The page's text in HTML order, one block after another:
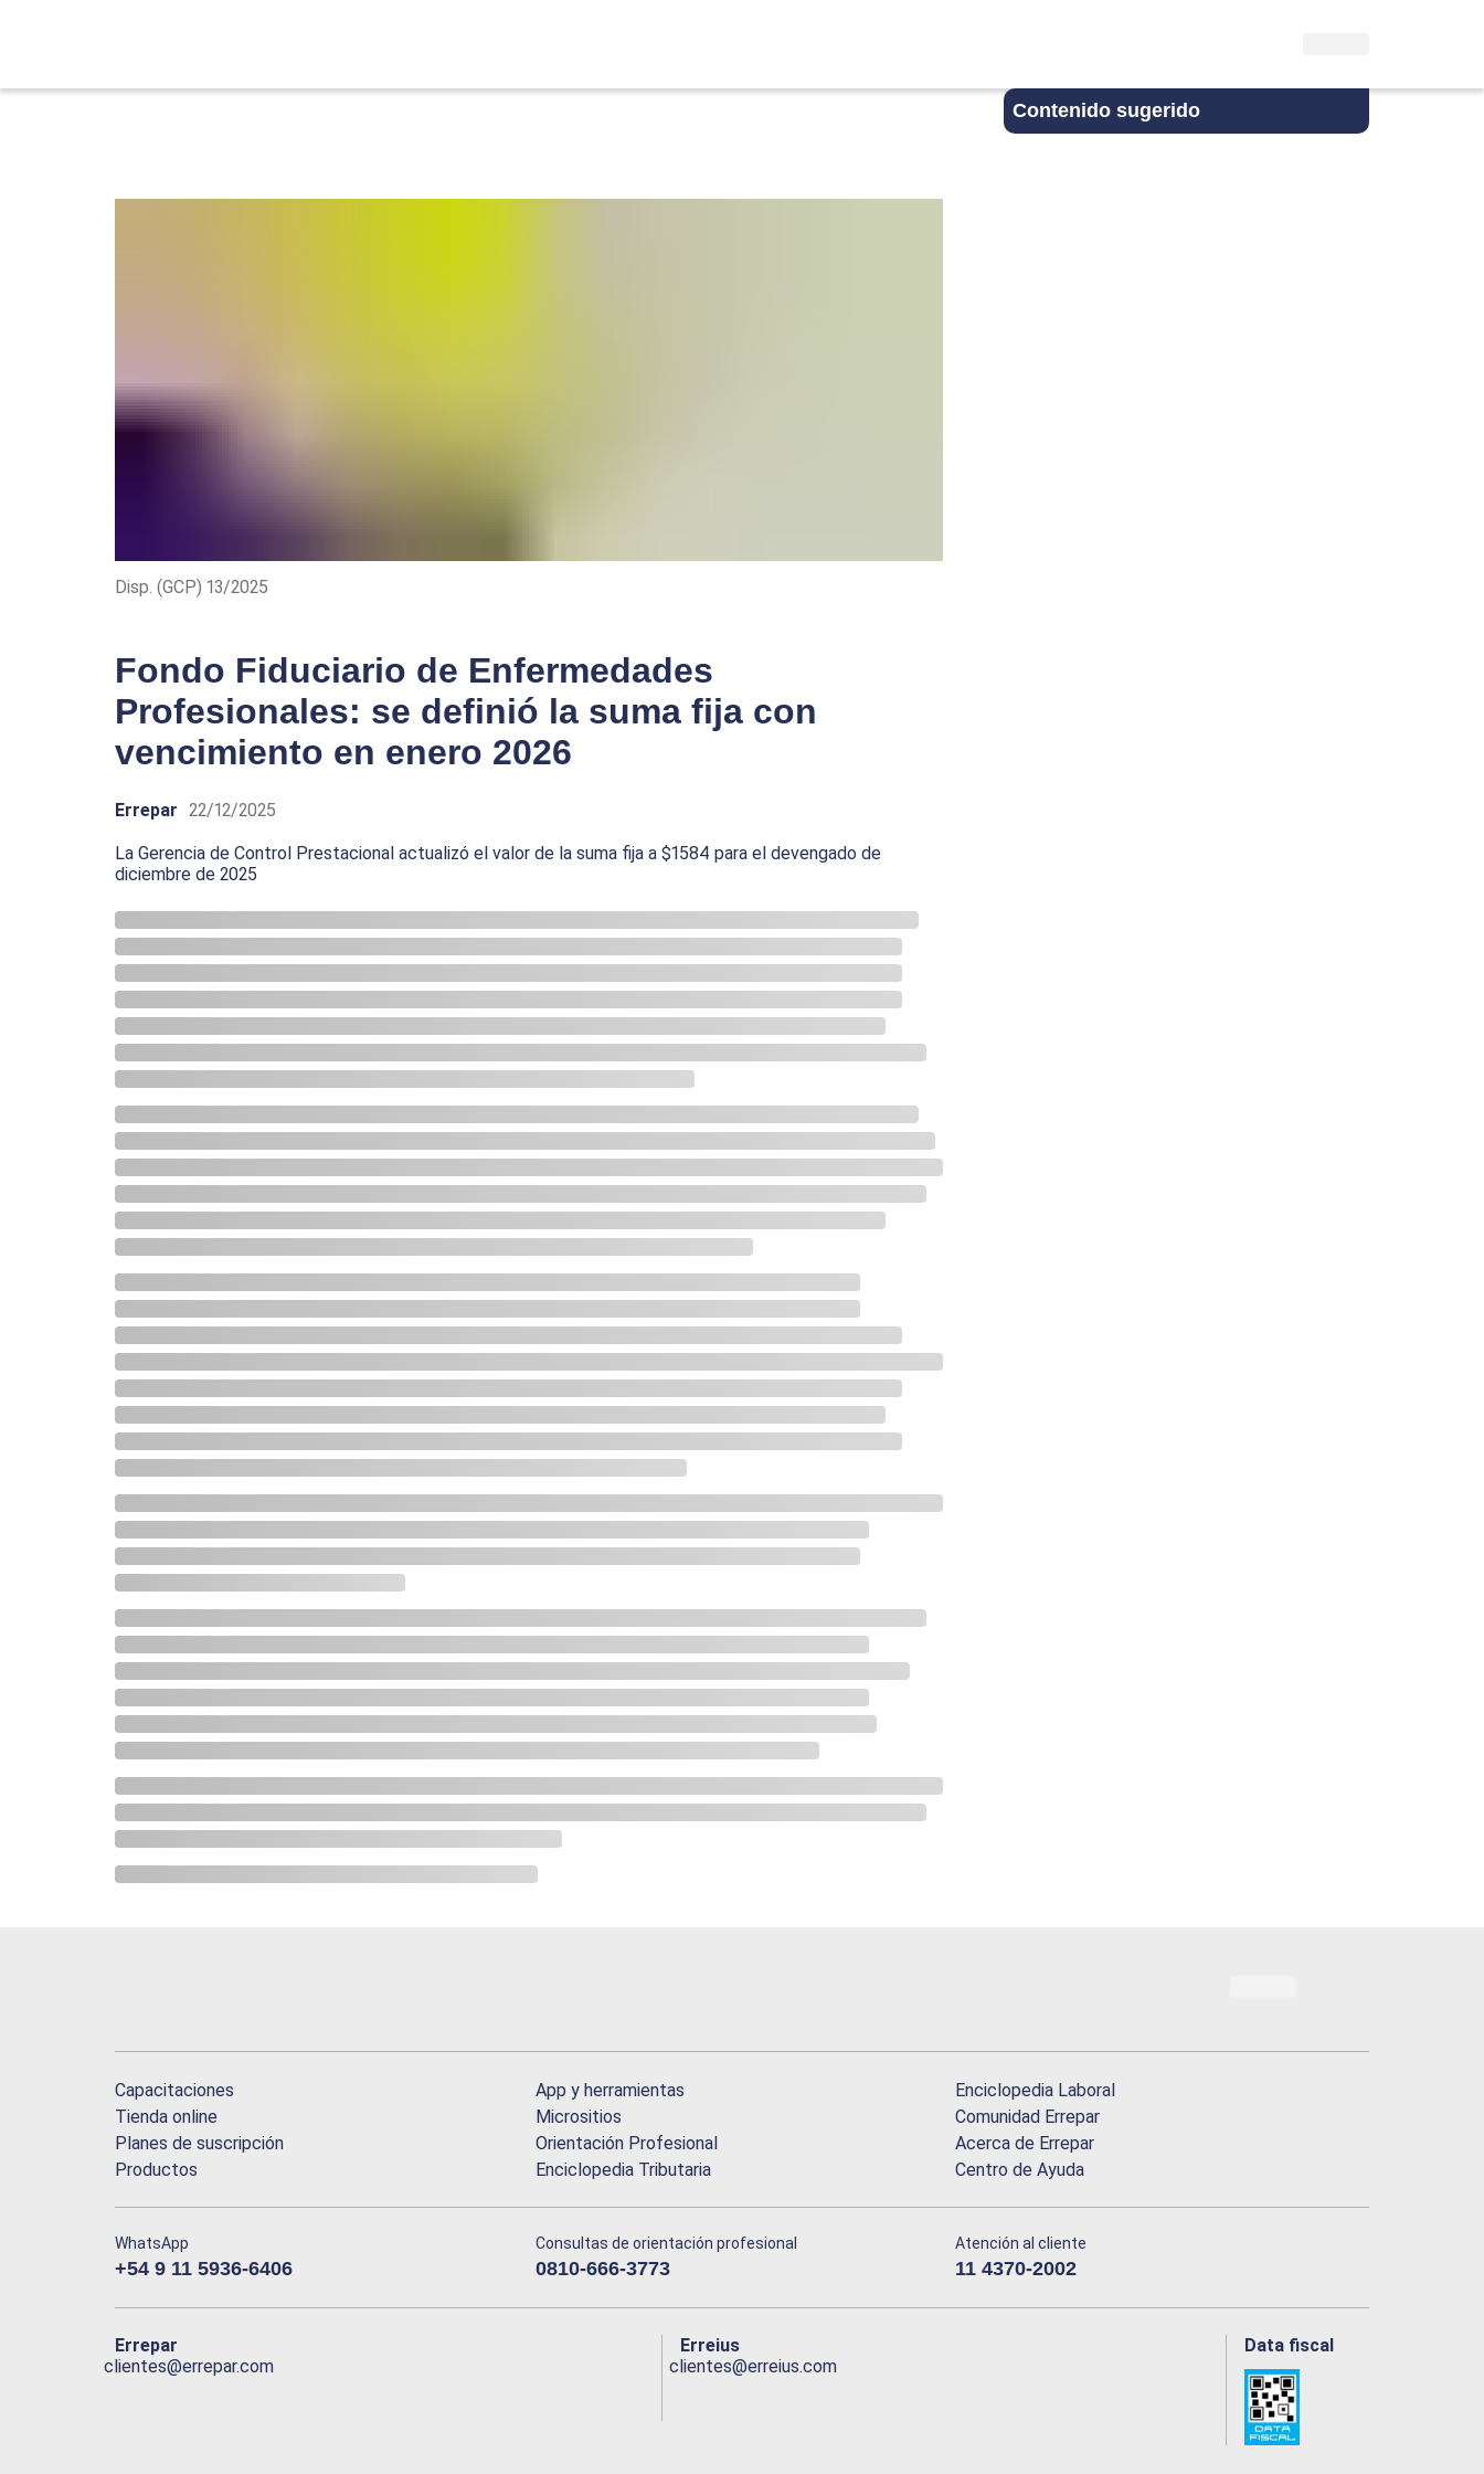
Contenido sugerido
Disp. (GCP) 13/2025
Fondo Fiduciario de Enfermedades
Profesionales: se definió la suma fija con
vencimiento en enero 2026
Errepar 22/12/2025
La Gerencia de Control Prestacional actualizó el valor de la suma fija a $1584 para el devengado de
diciembre de 2025
Capacitaciones
Tienda online
Planes de suscripción
Productos
App y herramientas
Micrositios
Orientación Profesional
Enciclopedia Tributaria
Enciclopedia Laboral
Comunidad Errepar
Acerca de Errepar
Centro de Ayuda
WhatsApp
+54 9 11 5936-6406
Consultas de orientación profesional
0810-666-3773
Atención al cliente
11 4370-2002
Errepar
clientes@errepar.com
Erreius
clientes@erreius.com
Data fiscal